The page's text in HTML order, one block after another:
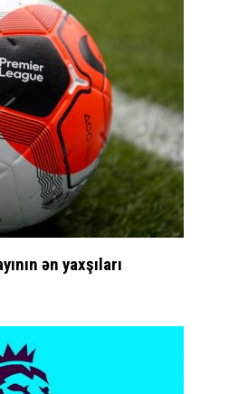
ən yaxşıları